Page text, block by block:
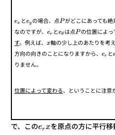
ex とey の場合、点Pがどこにあっても絶
なのですが、er とeθ は点Pの位置によ
す。例えば、x軸の少し上のあたりを考
方向の向きのことになりますから、er と
りません。
位置によって変わる、ということに注意
で、このerxを原点の方に平行